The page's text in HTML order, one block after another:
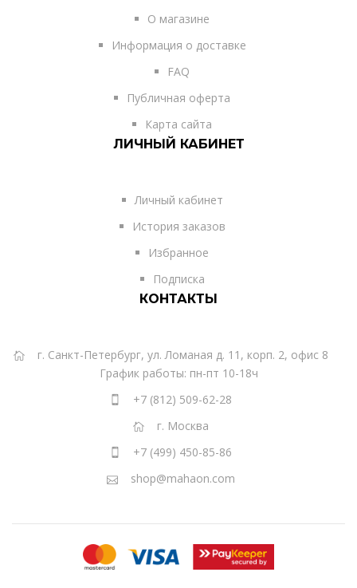
О магазине
Информация о доставке
FAQ
Публичная оферта
Карта сайта
ЛИЧНЫЙ КАБИНЕТ
Личный кабинет
История заказов
Избранное
Подписка
КОНТАКТЫ
г. Санкт-Петербург, ул. Ломаная д. 11, корп. 2, офис 8
График работы: пн-пт 10-18ч
+7 (812) 509-62-28
г. Москва
+7 (499) 450-85-86
shop@mahaon.com